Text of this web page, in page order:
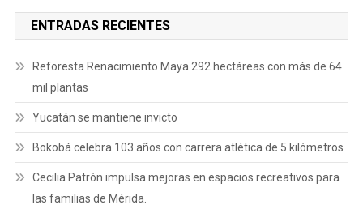
ENTRADAS RECIENTES
Reforesta Renacimiento Maya 292 hectáreas con más de 64
mil plantas
Yucatán se mantiene invicto
Bokobá celebra 103 años con carrera atlética de 5 kilómetros
Cecilia Patrón impulsa mejoras en espacios recreativos para
las familias de Mérida.